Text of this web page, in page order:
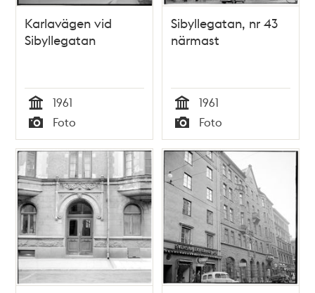
Karlavägen vid
Sibyllegatan
Tid
1961
Typ
Foto
Sibyllegatan, nr 43
närmast
Tid
1961
Typ
Foto